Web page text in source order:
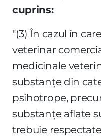
cuprins:
"(3) În cazul în
veterinar
medicinale
substanţe din
psihotrope,
substanţe aflate
trebuie